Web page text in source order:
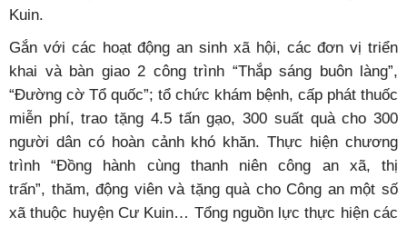
Kuin.
Gắn với các hoạt động an sinh xã hội, các đơn vị triển
khai và bàn giao 2 công trình “Thắp sáng buôn làng”,
“Đường cờ Tổ quốc”; tổ chức khám bệnh, cấp phát thuốc
miễn phí, trao tặng 4.5 tấn gạo, 300 suất quà cho 300
người dân có hoàn cảnh khó khăn. Thực hiện chương
trình “Đồng hành cùng thanh niên công an xã, thị
trấn”, thăm, động viên và tặng quà cho Công an một số
xã thuộc huyện Cư Kuin… Tổng nguồn lực thực hiện các